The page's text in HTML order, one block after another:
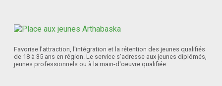
Favorise l'attraction, l'intégration et la rétention des jeunes qualifiés
de 18 à 35 ans en région. Le service s'adresse aux jeunes diplômés,
jeunes professionnels ou à la main-d'oeuvre qualifiée.